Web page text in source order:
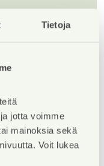
Tietoja
jotta voimme
mainoksia sekä
Voit lukea